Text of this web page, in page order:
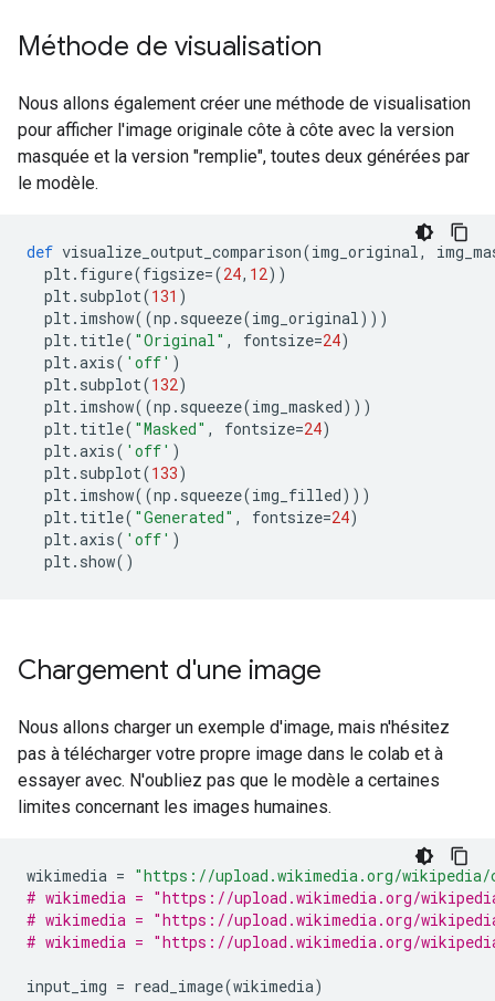
Méthode de visualisation
Nous allons également créer une méthode de visualisation
pour afficher l'image originale côte à côte avec la version
masquée et la version "remplie", toutes deux générées par
le modèle.
def visualize_output_comparison(img_original,
plt. figure(figsize=(24, 12))
plt. subplot(131 )
plt. imshow((np . squeeze(img_original)))
plt. title( "Original" , fontsize=24)
plt.axis( 'off' )
plt. subplot(132)
plt. imshow((np . squeeze(img_masked)))
plt. title( "Masked" , fontsize=24)
plt.axis( 'off' )
plt. subplot(133)
plt. imshow((np . squeeze(img_filled)))
plt. title( "Generated" , fontsize=24)
plt.axis( 'off' )
plt. show()
Chargement d'une image
Nous allons charger un exemple d'image, mais n'hésitez
pas à télécharger votre propre image dans le colab et à
essayer avec. N'oubliez pas que le modèle a certaines
limites concernant les images humaines.
wikimedia = "https://upload.wikimedia.org/wikipedia/
# wikimedia = "https://upload.wikimedia.org/wikipedia/
# wikimedia = "https://upload.wikimedia.org/wikipedia/
# wikimedia = "https://upload.wikimedia.org/
input_img = read_image(wikimedia)